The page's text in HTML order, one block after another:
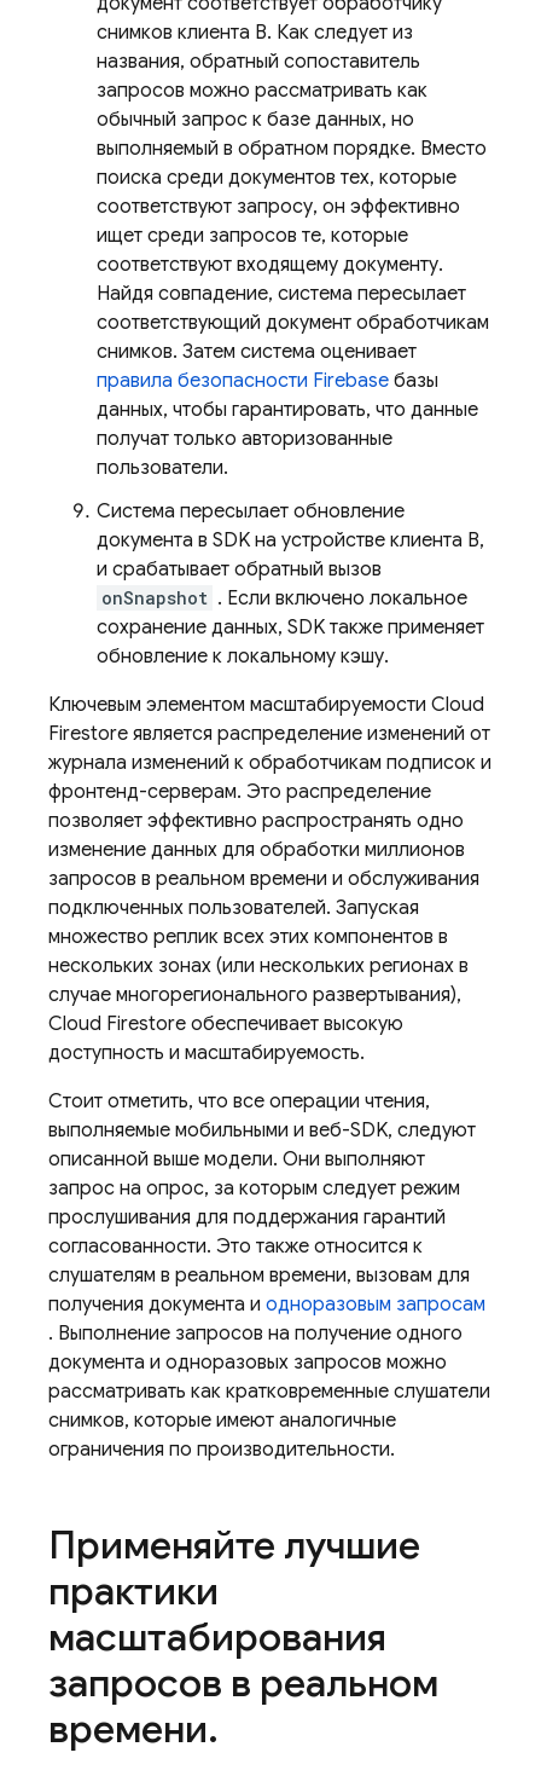
снимков клиента B. Как следует из
названия, обратный сопоставитель
запросов можно рассматривать как
обычный запрос к базе данных, но
выполняемый в обратном порядке. Вместо
поиска среди документов тех, которые
соответствуют запросу, он эффективно
ищет среди запросов те, которые
соответствуют входящему документу.
Найдя совпадение, система пересылает
соответствующий документ обработчикам
снимков. Затем система оценивает
правила безопасности Firebase базы
данных, чтобы гарантировать, что данные
получат только авторизованные
пользователи.
Система пересылает обновление
документа в SDK на устройстве клиента B,
и срабатывает обратный вызов
onSnapshot . Если включено локальное
сохранение данных, SDK также применяет
обновление к локальному кэшу.
Ключевым элементом масштабируемости Cloud
Firestore является распределение изменений от
журнала изменений к обработчикам подписок и
фронтенд-серверам. Это распределение
позволяет эффективно распространять одно
изменение данных для обработки миллионов
запросов в реальном времени и обслуживания
подключенных пользователей. Запуская
множество реплик всех этих компонентов в
нескольких зонах (или нескольких регионах в
случае многорегионального развертывания),
Cloud Firestore обеспечивает высокую
доступность и масштабируемость.
Стоит отметить, что все операции чтения,
выполняемые мобильными и веб-SDK, следуют
описанной выше модели. Они выполняют
запрос на опрос, за которым следует режим
прослушивания для поддержания гарантий
согласованности. Это также относится к
слушателям в реальном времени, вызовам для
получения документа и одноразовым запросам
. Выполнение запросов на получение одного
документа и одноразовых запросов можно
рассматривать как кратковременные слушатели
снимков, которые имеют аналогичные
ограничения по производительности.
Применяйте лучшие
практики
масштабирования
запросов в реальном
времени.